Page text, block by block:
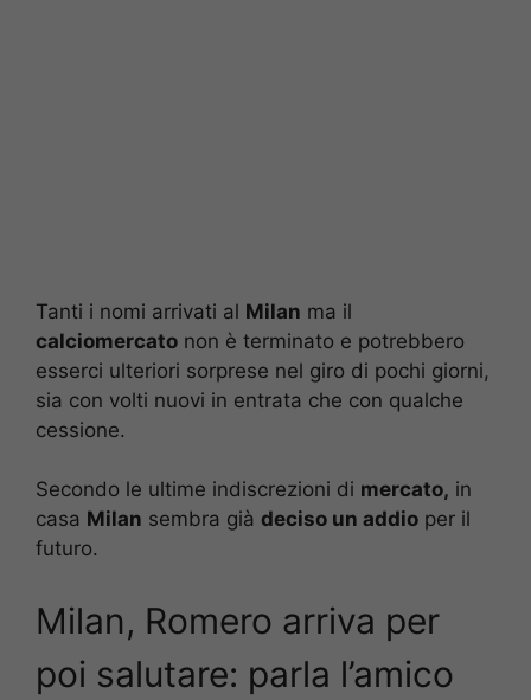
Tanti i nomi arrivati al Milan ma il
calciomercato non è terminato e potrebbero
esserci ulteriori sorprese nel giro di pochi giorni,
sia con volti nuovi in entrata che con qualche
cessione.
Secondo le ultime indiscrezioni di mercato, in
casa Milan sembra già deciso un addio per il
futuro.
Milan, Romero arriva per
poi salutare: parla l’amico